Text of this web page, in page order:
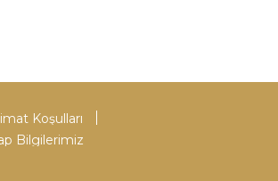
Koşulları
Bilgilerimiz